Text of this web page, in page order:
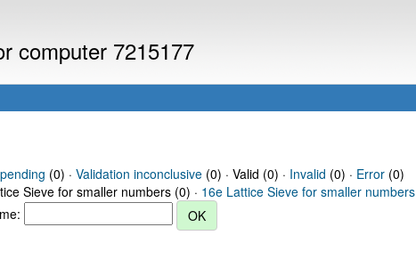
computer 7215177
(0) · Validation inconclusive(0) · Valid (0) · Invalid (0) · Error(0)
Sieve for smaller numbers (0) · 16e Lattice Sieve for smaller numbers